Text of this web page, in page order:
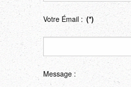
Votre Émail : (*)
Message :